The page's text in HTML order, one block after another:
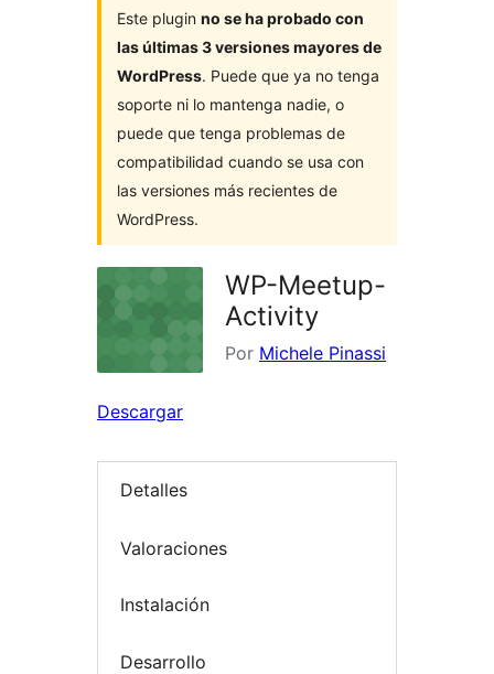
Este plugin no se ha probado con
las últimas 3 versiones mayores de
WordPress. Puede que ya no tenga
soporte ni lo mantenga nadie, o
puede que tenga problemas de
compatibilidad cuando se usa con
las versiones más recientes de
WordPress.
WP-Meetup-
Activity
Por Michele Pinassi
Descargar
Detalles
Valoraciones
Instalación
Desarrollo